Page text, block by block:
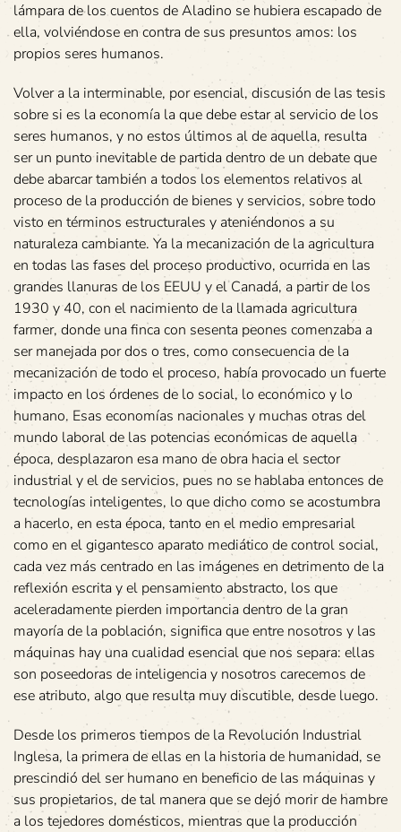
lámpara de los cuentos de Aladino se hubiera escapado de
ella, volviéndose en contra de sus presuntos amos: los
propios seres humanos.
Volver a la interminable, por esencial, discusión de las tesis
sobre si es la economía la que debe estar al servicio de los
seres humanos, y no estos últimos al de aquella, resulta
ser un punto inevitable de partida dentro de un debate que
debe abarcar también a todos los elementos relativos al
proceso de la producción de bienes y servicios, sobre todo
visto en términos estructurales y ateniéndonos a su
naturaleza cambiante. Ya la mecanización de la agricultura
en todas las fases del proceso productivo, ocurrida en las
grandes llanuras de los EEUU y el Canadá, a partir de los
1930 y 40, con el nacimiento de la llamada agricultura
farmer, donde una finca con sesenta peones comenzaba a
ser manejada por dos o tres, como consecuencia de la
mecanización de todo el proceso, había provocado un fuerte
impacto en los órdenes de lo social, lo económico y lo
humano. Esas economías nacionales y muchas otras del
mundo laboral de las potencias económicas de aquella
época, desplazaron esa mano de obra hacia el sector
industrial y el de servicios, pues no se hablaba entonces de
tecnologías inteligentes, lo que dicho como se acostumbra
a hacerlo, en esta época, tanto en el medio empresarial
como en el gigantesco aparato mediático de control social,
cada vez más centrado en las imágenes en detrimento de la
reflexión escrita y el pensamiento abstracto, los que
aceleradamente pierden importancia dentro de la gran
mayoría de la población, significa que entre nosotros y las
máquinas hay una cualidad esencial que nos separa: ellas
son poseedoras de inteligencia y nosotros carecemos de
ese atributo, algo que resulta muy discutible, desde luego.
Desde los primeros tiempos de la Revolución Industrial
Inglesa, la primera de ellas en la historia de humanidad, se
prescindió del ser humano en beneficio de las máquinas y
sus propietarios, de tal manera que se dejó morir de hambre
a los tejedores domésticos, mientras que la producción